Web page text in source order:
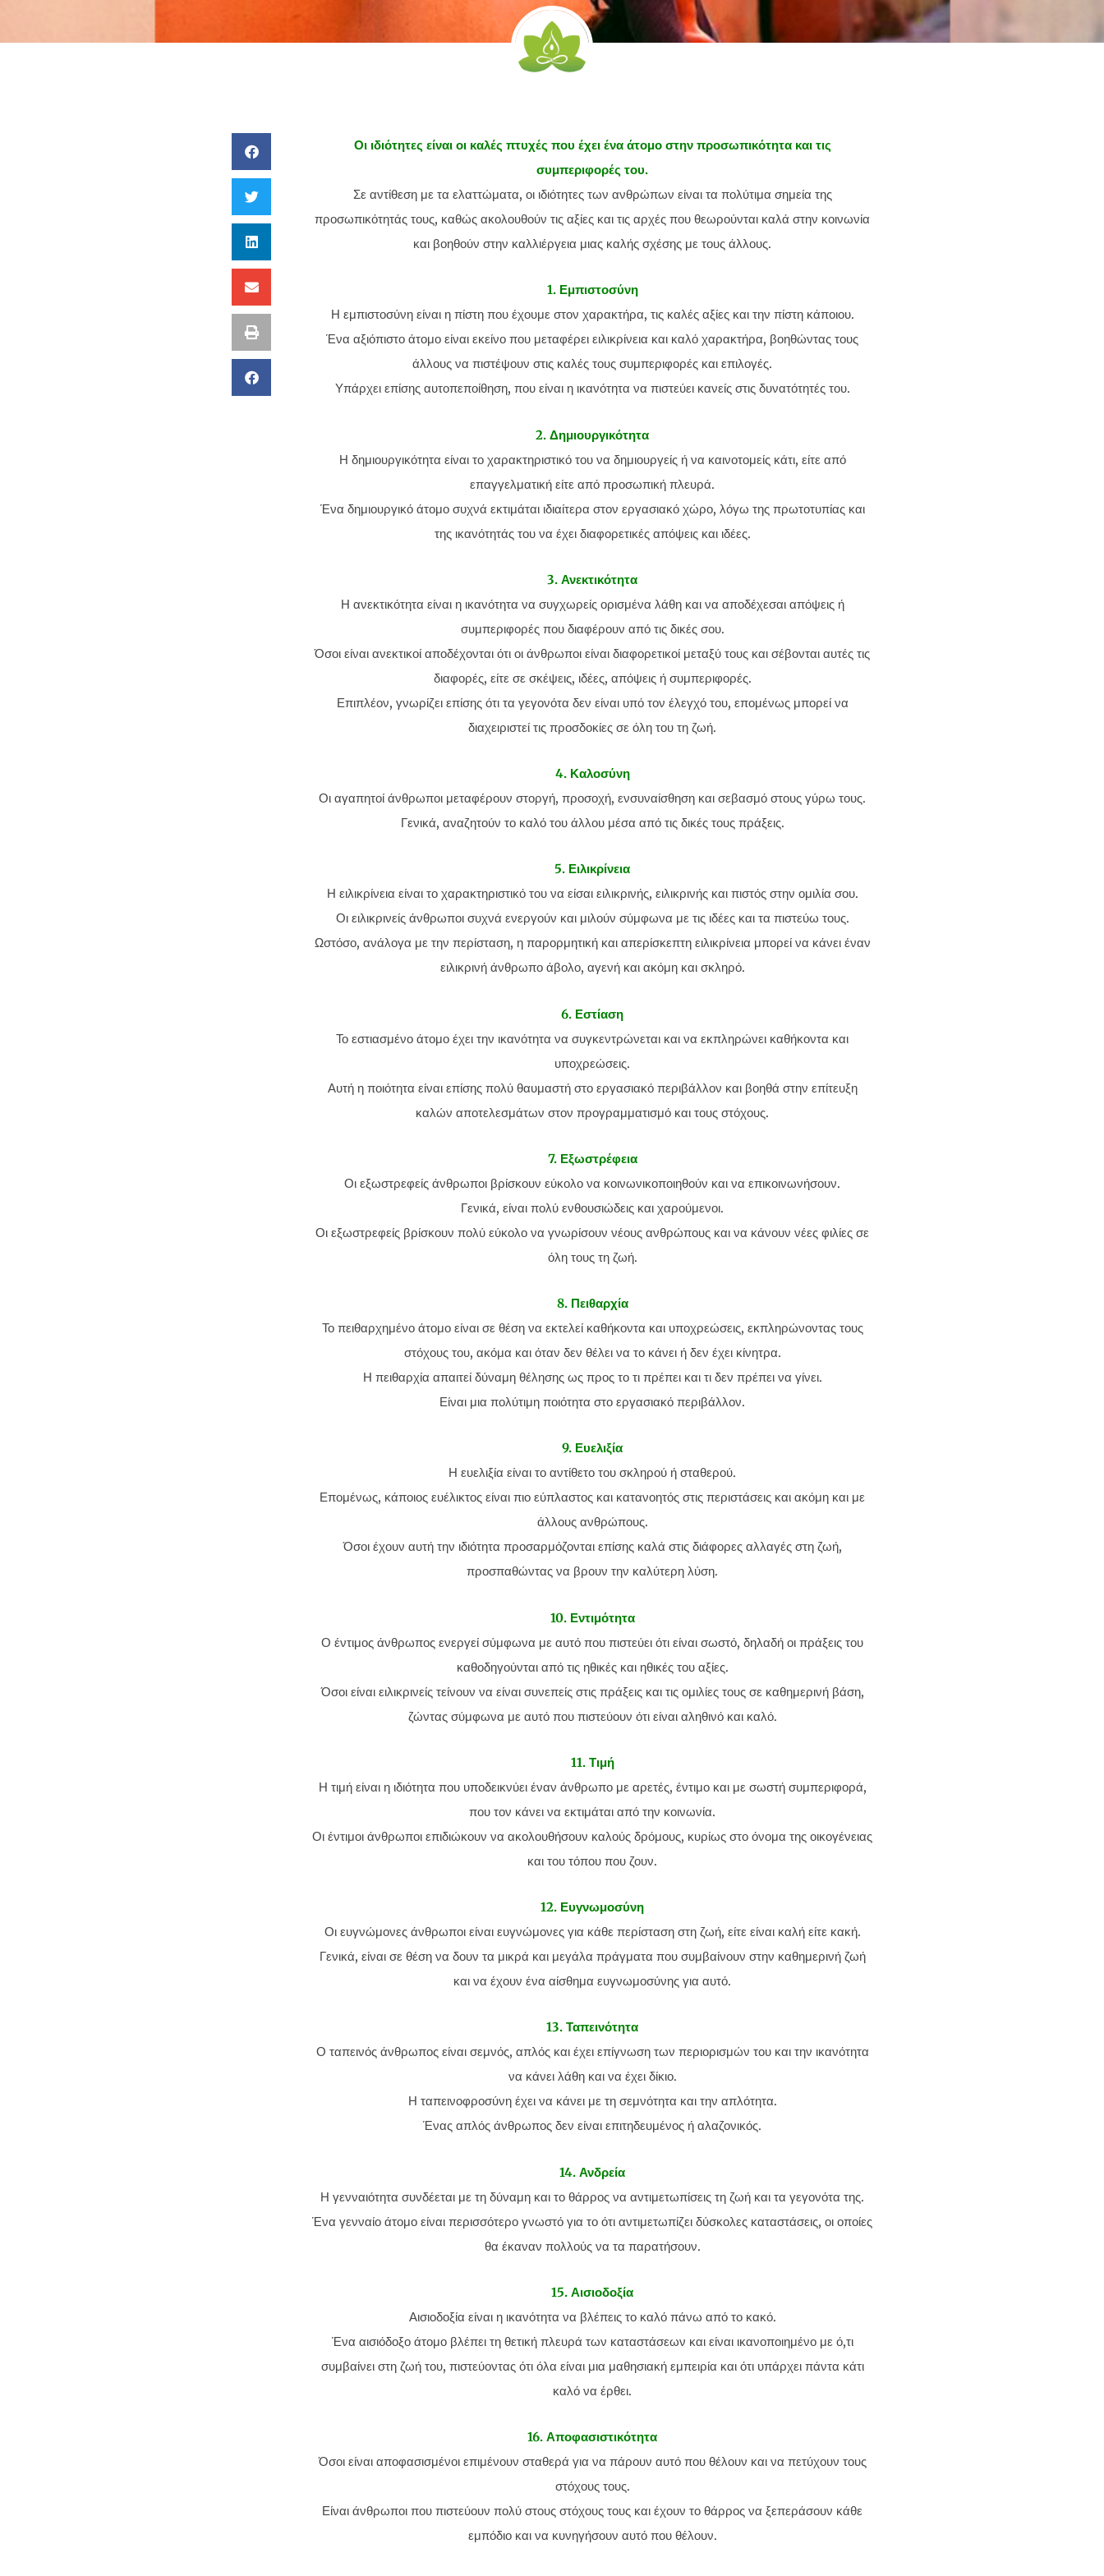
Οι ιδιότητες είναι οι καλές πτυχές που έχει ένα άτομο στην προσωπικότητα και τις
συμπεριφορές του.
Σε αντίθεση με τα ελαττώματα, οι ιδιότητες των ανθρώπων είναι τα πολύτιμα σημεία της
προσωπικότητάς τους, καθώς ακολουθούν τις αξίες και τις αρχές που θεωρούνται καλά στην κοινωνία
και βοηθούν στην καλλιέργεια μιας καλής σχέσης με τους άλλους.
1. Εμπιστοσύνη
Η εμπιστοσύνη είναι η πίστη που έχουμε στον χαρακτήρα, τις καλές αξίες και την πίστη κάποιου.
Ένα αξιόπιστο άτομο είναι εκείνο που μεταφέρει ειλικρίνεια και καλό χαρακτήρα, βοηθώντας τους
άλλους να πιστέψουν στις καλές τους συμπεριφορές και επιλογές.
Υπάρχει επίσης αυτοπεποίθηση, που είναι η ικανότητα να πιστεύει κανείς στις δυνατότητές του.
2. Δημιουργικότητα
Η δημιουργικότητα είναι το χαρακτηριστικό του να δημιουργείς ή να καινοτομείς κάτι, είτε από
επαγγελματική είτε από προσωπική πλευρά.
Ένα δημιουργικό άτομο συχνά εκτιμάται ιδιαίτερα στον εργασιακό χώρο, λόγω της πρωτοτυπίας και
της ικανότητάς του να έχει διαφορετικές απόψεις και ιδέες.
3. Ανεκτικότητα
Η ανεκτικότητα είναι η ικανότητα να συγχωρείς ορισμένα λάθη και να αποδέχεσαι απόψεις ή
συμπεριφορές που διαφέρουν από τις δικές σου.
Όσοι είναι ανεκτικοί αποδέχονται ότι οι άνθρωποι είναι διαφορετικοί μεταξύ τους και σέβονται αυτές τις
διαφορές, είτε σε σκέψεις, ιδέες, απόψεις ή συμπεριφορές.
Επιπλέον, γνωρίζει επίσης ότι τα γεγονότα δεν είναι υπό τον έλεγχό του, επομένως μπορεί να
διαχειριστεί τις προσδοκίες σε όλη του τη ζωή.
4. Καλοσύνη
Οι αγαπητοί άνθρωποι μεταφέρουν στοργή, προσοχή, ενσυναίσθηση και σεβασμό στους γύρω τους.
Γενικά, αναζητούν το καλό του άλλου μέσα από τις δικές τους πράξεις.
5. Ειλικρίνεια
Η ειλικρίνεια είναι το χαρακτηριστικό του να είσαι ειλικρινής, ειλικρινής και πιστός στην ομιλία σου.
Οι ειλικρινείς άνθρωποι συχνά ενεργούν και μιλούν σύμφωνα με τις ιδέες και τα πιστεύω τους.
Ωστόσο, ανάλογα με την περίσταση, η παρορμητική και απερίσκεπτη ειλικρίνεια μπορεί να κάνει έναν
ειλικρινή άνθρωπο άβολο, αγενή και ακόμη και σκληρό.
6. Εστίαση
Το εστιασμένο άτομο έχει την ικανότητα να συγκεντρώνεται και να εκπληρώνει καθήκοντα και
υποχρεώσεις.
Αυτή η ποιότητα είναι επίσης πολύ θαυμαστή στο εργασιακό περιβάλλον και βοηθά στην επίτευξη
καλών αποτελεσμάτων στον προγραμματισμό και τους στόχους.
7. Εξωστρέφεια
Οι εξωστρεφείς άνθρωποι βρίσκουν εύκολο να κοινωνικοποιηθούν και να επικοινωνήσουν.
Γενικά, είναι πολύ ενθουσιώδεις και χαρούμενοι.
Οι εξωστρεφείς βρίσκουν πολύ εύκολο να γνωρίσουν νέους ανθρώπους και να κάνουν νέες φιλίες σε
όλη τους τη ζωή.
8. Πειθαρχία
Το πειθαρχημένο άτομο είναι σε θέση να εκτελεί καθήκοντα και υποχρεώσεις, εκπληρώνοντας τους
στόχους του, ακόμα και όταν δεν θέλει να το κάνει ή δεν έχει κίνητρα.
Η πειθαρχία απαιτεί δύναμη θέλησης ως προς το τι πρέπει και τι δεν πρέπει να γίνει.
Είναι μια πολύτιμη ποιότητα στο εργασιακό περιβάλλον.
9. Ευελιξία
Η ευελιξία είναι το αντίθετο του σκληρού ή σταθερού.
Επομένως, κάποιος ευέλικτος είναι πιο εύπλαστος και κατανοητός στις περιστάσεις και ακόμη και με
άλλους ανθρώπους.
Όσοι έχουν αυτή την ιδιότητα προσαρμόζονται επίσης καλά στις διάφορες αλλαγές στη ζωή,
προσπαθώντας να βρουν την καλύτερη λύση.
10. Εντιμότητα
Ο έντιμος άνθρωπος ενεργεί σύμφωνα με αυτό που πιστεύει ότι είναι σωστό, δηλαδή οι πράξεις του
καθοδηγούνται από τις ηθικές και ηθικές του αξίες.
Όσοι είναι ειλικρινείς τείνουν να είναι συνεπείς στις πράξεις και τις ομιλίες τους σε καθημερινή βάση,
ζώντας σύμφωνα με αυτό που πιστεύουν ότι είναι αληθινό και καλό.
11. Τιμή
Η τιμή είναι η ιδιότητα που υποδεικνύει έναν άνθρωπο με αρετές, έντιμο και με σωστή συμπεριφορά,
που τον κάνει να εκτιμάται από την κοινωνία.
Οι έντιμοι άνθρωποι επιδιώκουν να ακολουθήσουν καλούς δρόμους, κυρίως στο όνομα της οικογένειας
και του τόπου που ζουν.
12. Ευγνωμοσύνη
Οι ευγνώμονες άνθρωποι είναι ευγνώμονες για κάθε περίσταση στη ζωή, είτε είναι καλή είτε κακή.
Γενικά, είναι σε θέση να δουν τα μικρά και μεγάλα πράγματα που συμβαίνουν στην καθημερινή ζωή
και να έχουν ένα αίσθημα ευγνωμοσύνης για αυτό.
13. Ταπεινότητα
Ο ταπεινός άνθρωπος είναι σεμνός, απλός και έχει επίγνωση των περιορισμών του και την ικανότητα
να κάνει λάθη και να έχει δίκιο.
Η ταπεινοφροσύνη έχει να κάνει με τη σεμνότητα και την απλότητα.
Ένας απλός άνθρωπος δεν είναι επιτηδευμένος ή αλαζονικός.
14. Ανδρεία
Η γενναιότητα συνδέεται με τη δύναμη και το θάρρος να αντιμετωπίσεις τη ζωή και τα γεγονότα της.
Ένα γενναίο άτομο είναι περισσότερο γνωστό για το ότι αντιμετωπίζει δύσκολες καταστάσεις, οι οποίες
θα έκαναν πολλούς να τα παρατήσουν.
15. Αισιοδοξία
Αισιοδοξία είναι η ικανότητα να βλέπεις το καλό πάνω από το κακό.
Ένα αισιόδοξο άτομο βλέπει τη θετική πλευρά των καταστάσεων και είναι ικανοποιημένο με ό,τι
συμβαίνει στη ζωή του, πιστεύοντας ότι όλα είναι μια μαθησιακή εμπειρία και ότι υπάρχει πάντα κάτι
καλό να έρθει.
16. Αποφασιστικότητα
Όσοι είναι αποφασισμένοι επιμένουν σταθερά για να πάρουν αυτό που θέλουν και να πετύχουν τους
στόχους τους.
Είναι άνθρωποι που πιστεύουν πολύ στους στόχους τους και έχουν το θάρρος να ξεπεράσουν κάθε
εμπόδιο και να κυνηγήσουν αυτό που θέλουν.